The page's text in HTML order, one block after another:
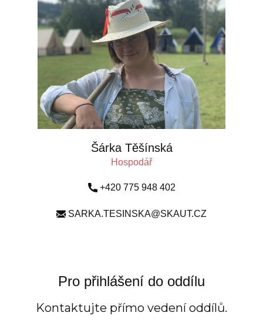
Šárka Těšínská
Hospodář
+420 775 948 402
SARKA.TESINSKA@SKAUT.CZ
Pro přihlášení do oddílu
Kontaktujte přímo vedení oddílů.